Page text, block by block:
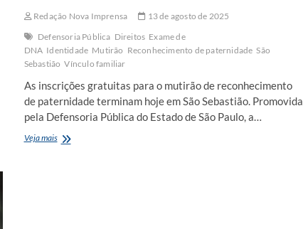
Redação Nova Imprensa
13 de agosto de 2025
Defensoria Pública Direitos Exame de
DNA Identidade Mutirão Reconhecimento de paternidade São
Sebastião Vínculo familiar
As inscrições gratuitas para o mutirão de reconhecimento
de paternidade terminam hoje em São Sebastião. Promovida
pela Defensoria Pública do Estado de São Paulo, a…
Veja maisInscrições